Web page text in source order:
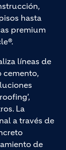
hasta
premium
líneas de
cemento,
La
a través de
de